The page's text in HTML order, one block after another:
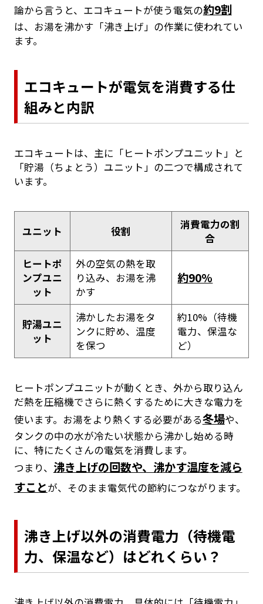
論から言うと、エコキュートが使う電気の約9割
は、お湯を沸かす「沸き上げ」の作業に使われてい
ます。
エコキュートが電気を消費する仕
組みと内訳
エコキュートは、主に「ヒートポンプユニット」と
「貯湯（ちょとう）ユニット」の二つで構成されて
います。
ユニット 役割
消費電力の割
合
ヒートポ
ンプユニ
ット
外の空気の熱を取
り込み、お湯を沸
かす
約90%
貯湯ユニ
ット
沸かしたお湯をタ
ンクに貯め、温度
を保つ
約10%（待機
電力、保温な
ど）
ヒートポンプユニットが動くとき、外から取り込ん
だ熱を圧縮機でさらに熱くするために大きな電力を
使います。お湯をより熱くする必要がある冬場や、
タンクの中の水が冷たい状態から沸かし始める時
に、特にたくさんの電気を消費します。
つまり、 沸き上げの回数や、沸かす温度を減ら
すことが、そのまま電気代の節約につながります。
沸き上げ以外の消費電力（待機電
力、保温など）はどれくらい？